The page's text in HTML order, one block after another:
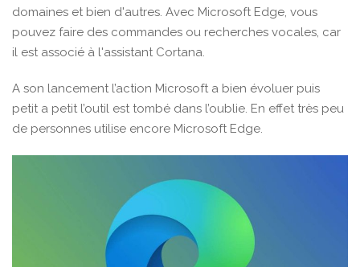
domaines et bien d'autres. Avec Microsoft Edge, vous
pouvez faire des commandes ou recherches vocales, car
il est associé à l'assistant Cortana.
A son lancement l’action Microsoft a bien évoluer puis
petit a petit l’outil est tombé dans l’oublie. En effet très peu
de personnes utilise encore Microsoft Edge.